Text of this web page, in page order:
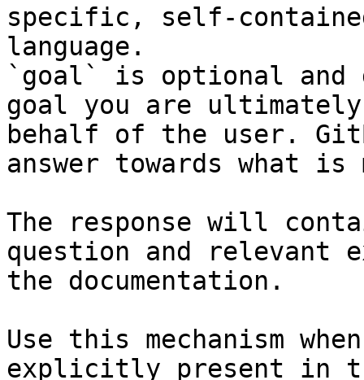
specific, self-
language.
`goal` is optional and
goal you are
behalf of the user.
answer towards what
The response will
question and relevant
the documentation.
Use this mechanism
explicitly present in